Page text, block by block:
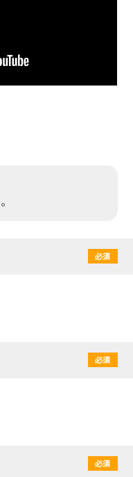
必須
必須
必須